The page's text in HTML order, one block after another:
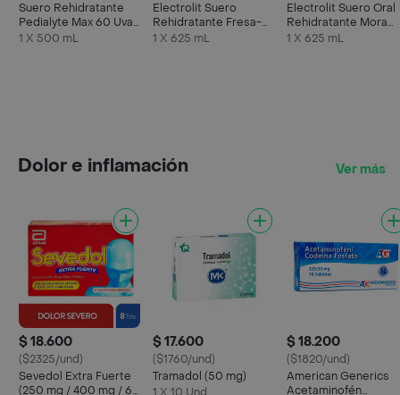
Suero Rehidratante
Pedialyte Max 60 Uva
Frasco 500 mL
1 X 500 mL
Electrolit Suero
Rehidratante Fresa-
Kiwi
1 X 625 mL
Electrolit Suero Oral
Rehidratante Mora
Azul
1 X 625 mL
Dolor e inflamación Ver más
$ 18.600
($2325/und)
Sevedol Extra Fuerte
(250 mg / 400 mg / 65
$ 17.600
($1760/und)
Tramadol (50 mg)
$ 18.200
($1820/und)
American Generics
Acetaminofén